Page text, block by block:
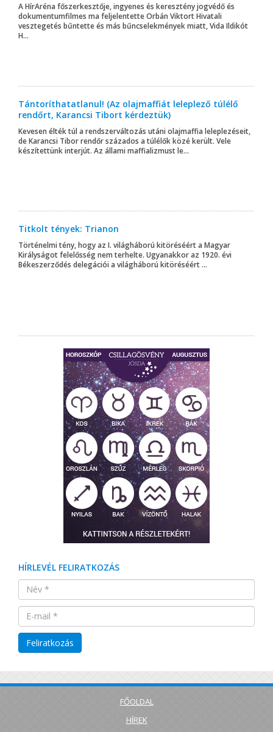
A HírAréna főszerkesztője, ingyenes és keresztény jogvédő és
dokumentumfilmes ma feljelentette Orbán Viktort Hivatali
vesztegetés bűntette és más bűncselekmények miatt, Vida Ildikót
H...
Tántoríthatatlanul! (Az olajmaffiát leleplező túlélő
rendőrt, Karancsi Tibort kérdeztük)
Kevesen élték túl a rendszerváltozás utáni olajmaffia leleplezéseit,
de Karancsi Tibor rendőr százados a túlélők közé került. Vele
készítettünk interjút. Az állami maffializmust le...
Titkolt tények: Trianon
Történelmi tény, hogy az I. világháború kitöréséért a Magyar
Királyságot felelősség nem terhelte. Ugyanakkor az 1920. évi
Békeszerződés delegációi a világháború kitöréséért ...
HÍRLEVÉL FELIRATKOZÁS
FŐOLDAL
HÍREK